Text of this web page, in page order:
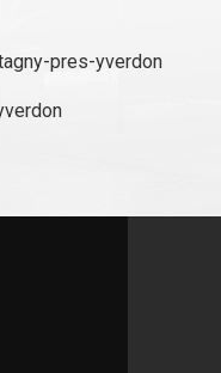
pres-yverdon